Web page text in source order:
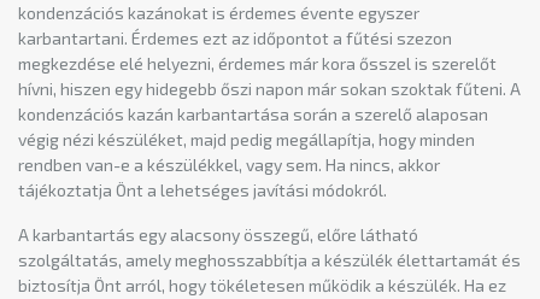
kondenzációs kazánokat is érdemes évente egyszer
karbantartani. Érdemes ezt az időpontot a fűtési szezon
megkezdése elé helyezni, érdemes már kora ősszel is szerelőt
hívni, hiszen egy hidegebb őszi napon már sokan szoktak fűteni. A
kondenzációs kazán karbantartása során a szerelő alaposan
végig nézi készüléket, majd pedig megállapítja, hogy minden
rendben van-e a készülékkel, vagy sem. Ha nincs, akkor
tájékoztatja Önt a lehetséges javítási módokról.
A karbantartás egy alacsony összegű, előre látható
szolgáltatás, amely meghosszabbítja a készülék élettartamát és
biztosítja Önt arról, hogy tökéletesen működik a készülék. Ha ez